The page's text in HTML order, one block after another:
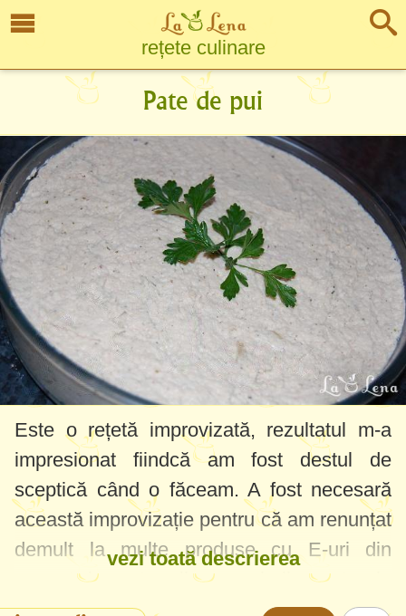
rețete culinare
Pate de pui
Este o rețetă improvizată, rezultatul m-a
impresionat fiindcă am fost destul de
sceptică când o făceam. A fost necesară
această improvizație pentru că am renunțat
demult la multe produse cu E-uri din
comerț, iar pate-urile, mezelurile sunt cele
mai E-oase. Foarte bună rețetă pentru
vezi toată descrierea